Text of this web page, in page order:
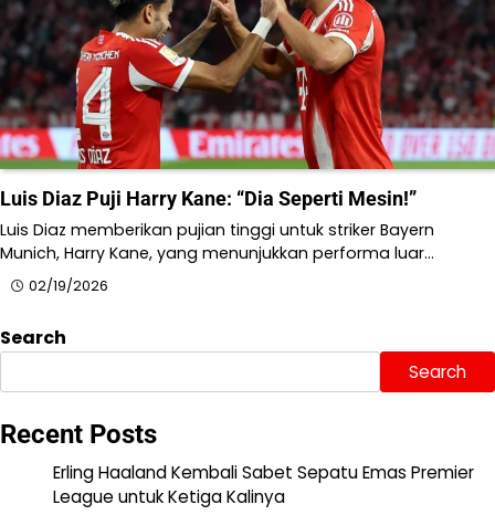
Luis Diaz Puji Harry Kane: “Dia Seperti Mesin!”
Luis Diaz memberikan pujian tinggi untuk striker Bayern
Munich, Harry Kane, yang menunjukkan performa luar…
02/19/2026
Search
Search
Recent Posts
Erling Haaland Kembali Sabet Sepatu Emas Premier
League untuk Ketiga Kalinya